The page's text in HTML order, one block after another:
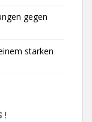
gegen
starken
!